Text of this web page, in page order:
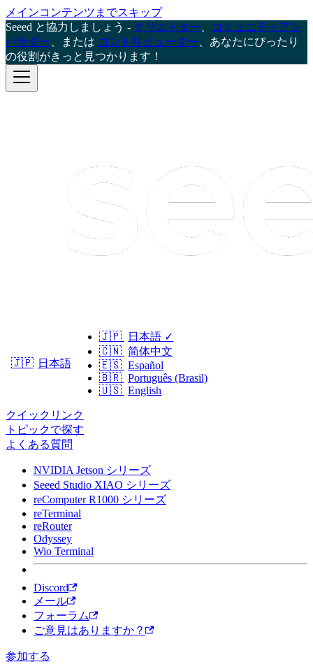
メインコンテンツまでスキップ
Seeed と協力しましょう - クリエイター
コミュニティアン
バサダー 、または コントリビューター 、あなたにぴったり
の役割がきっと見つかります！
🇯🇵 日本語
🇯🇵 日本語 ✓
🇨🇳 简体中文
🇪🇸 Español
🇧🇷 Português (Brasil)
🇺🇸 English
クイックリンク
トピックで探す
よくある質問
NVIDIA Jetson シリーズ
Seeed Studio XIAO シリーズ
reComputer R1000 シリーズ
reTerminal
reRouter
Odyssey
Wio Terminal
Discord
メール
フォーラム
ご意見はありますか？
参加する